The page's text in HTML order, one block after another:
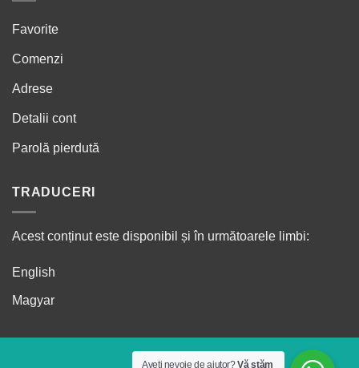
Favorite
Comenzi
Adrese
Detalii cont
Parolă pierdută
TRADUCERI
Acest conținut este disponibil și în următoarele limbi:
English
Magyar
Aveți nevoie de ajutor?Vă stăm